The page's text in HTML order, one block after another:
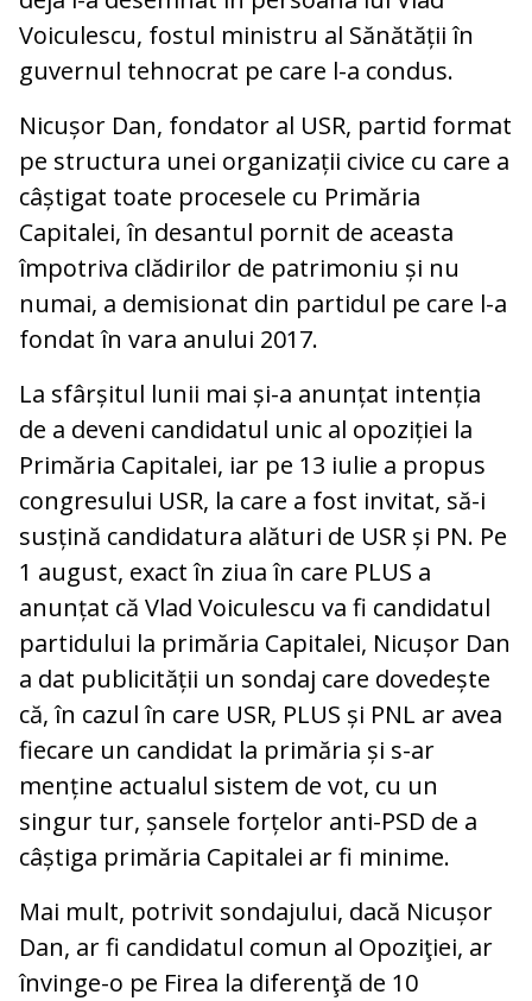
Voiculescu, fostul ministru al Sănătății în
guvernul tehnocrat pe care l-a condus.
Nicușor Dan, fondator al USR, partid format
pe structura unei organizații civice cu care a
câștigat toate procesele cu Primăria
Capitalei, în desantul pornit de aceasta
împotriva clădirilor de patrimoniu și nu
numai, a demisionat din partidul pe care l-a
fondat în vara anului 2017.
La sfârșitul lunii mai și-a anunțat intenția
de a deveni candidatul unic al opoziției la
Primăria Capitalei, iar pe 13 iulie a propus
congresului USR, la care a fost invitat, să-i
susțină candidatura alături de USR și PN. Pe
1 august, exact în ziua în care PLUS a
anunțat că Vlad Voiculescu va fi candidatul
partidului la primăria Capitalei, Nicușor Dan
a dat publicității un sondaj care dovedește
că, în cazul în care USR, PLUS și PNL ar avea
fiecare un candidat la primăria și s-ar
menține actualul sistem de vot, cu un
singur tur, șansele forțelor anti-PSD de a
câștiga primăria Capitalei ar fi minime.
Mai mult, potrivit sondajului, dacă Nicușor
Dan, ar fi candidatul comun al Opoziţiei, ar
învinge-o pe Firea la diferenţă de 10